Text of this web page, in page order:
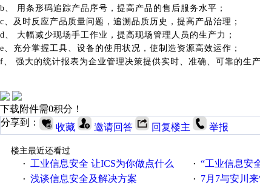
b、 用条形码追踪产品序号，提高产品的售后服务水平；
c、及时反应产品质量问题，追溯品质历史，提高产品治理；
d、 大幅减少现场手工作业，提高现场管理人员的生产力；
e、充分掌握工具、设备的使用状况，使制造资源高效运作；
f、 强大的统计报表为企业管理决策提供实时、准确、可靠的生
下载附件需0积分！
分享到：
收藏 邀请回答 回复楼主 举报
楼主最近还看过
·
工业信息安全 让ICS为你做点什么 · “工业信息安全周之我
· 浅谈信息安全及解决方案 · 7月7与安川来